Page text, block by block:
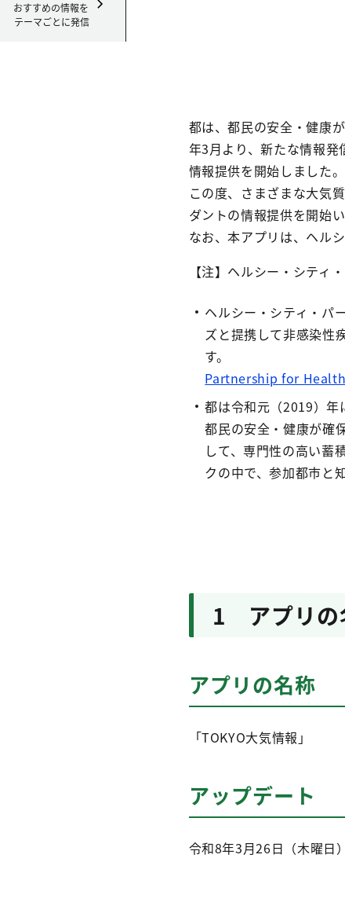
おすすめの情報を
テーマごとに発信
都は、都民の安全・健康
年3月より、新たな情報
情報提供を開始しました。
この度、さまざまな大気
ダントの情報提供を開始
なお、本アプリは、ヘル
【注】ヘルシー・シティ
ヘルシー・シティ・パ
ズと提携して非感染性
す。
Partnership for
都は令和元（2019）年
都民の安全・健康が確
して、専門性の高い蓄
クの中で、参加都市と
1 アプリの
アプリの名称
「TOKYO大気情報」
アップデート
令和8年3月26日（木曜日）